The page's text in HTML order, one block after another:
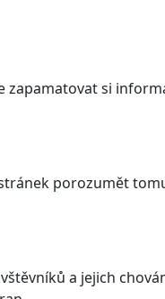
si
porozumět
a jejich